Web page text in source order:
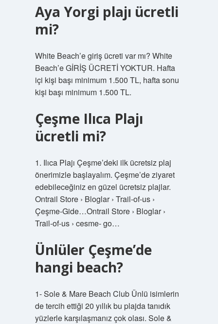
Aya Yorgi plajı ücretli
mi?
White Beach’e giriş ücreti var mı? White
Beach’e GİRİŞ ÜCRETİ YOKTUR. Hafta
içi kişi başı minimum 1.500 TL, hafta sonu
kişi başı minimum 1.500 TL.
Çeşme Ilıca Plajı
ücretli mi?
1. Ilıca Plajı Çeşme’deki ilk ücretsiz plaj
önerimizle başlayalım. Çeşme’de ziyaret
edebileceğiniz en güzel ücretsiz plajlar.
Ontrail Store › Bloglar › Trail-of-us ›
Çeşme-Gide…Ontrail Store › Bloglar ›
Trail-of-us › cesme- go…
Ünlüler Çeşme’de
hangi beach?
1- Sole & Mare Beach Club Ünlü isimlerin
de tercih ettiği 20 yıllık bu plajda tanıdık
yüzlerle karşılaşmanız çok olası. Sole &